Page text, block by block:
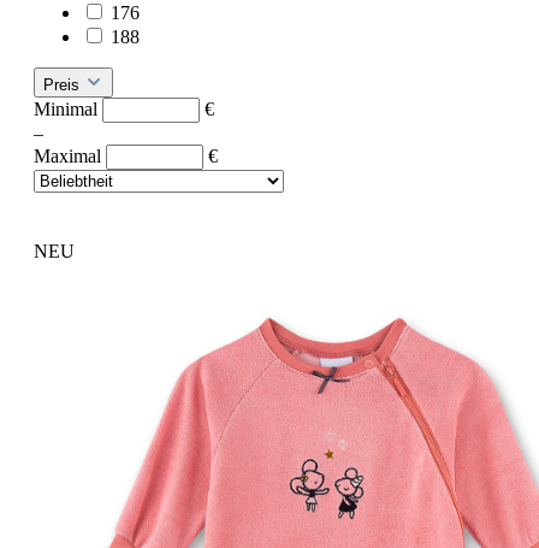
176
188
Preis
Minimal
€
–
Maximal
€
NEU